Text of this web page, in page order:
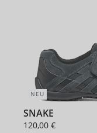
NEU
SNAKE
120,00 €